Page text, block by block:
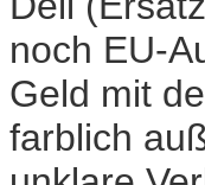
noch EU-
Geld mit
farblich